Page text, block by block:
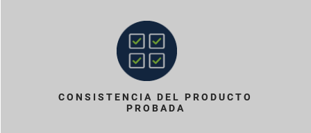
CONSISTENCIA DEL PRODUCTO
PROBADA